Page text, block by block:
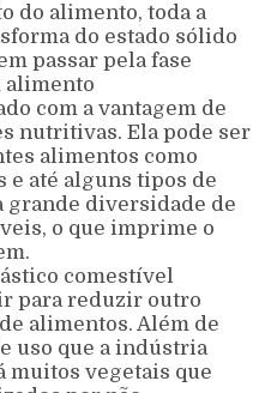
do alimento, toda a
do estado sólido
passar pela fase
alimento
com a vantagem de
nutritivas. Ela pode ser
alimentos como
e até alguns tipos de
grande diversidade de
o que imprime o
comestível
para reduzir outro
alimentos. Além de
uso que a indústria
muitos vegetais que